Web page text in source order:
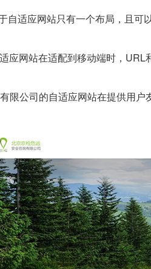
自适应网站只有一个布局，且可
应网站在适配到移动端时，URL
限公司的自适应网站在提供用